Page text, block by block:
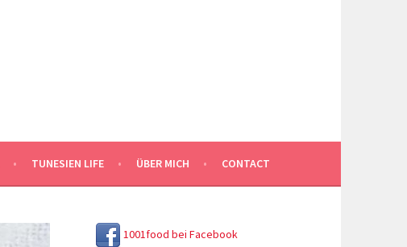
TUNESIEN LIFE ÜBER MICH CONTACT
1001food bei Facebook